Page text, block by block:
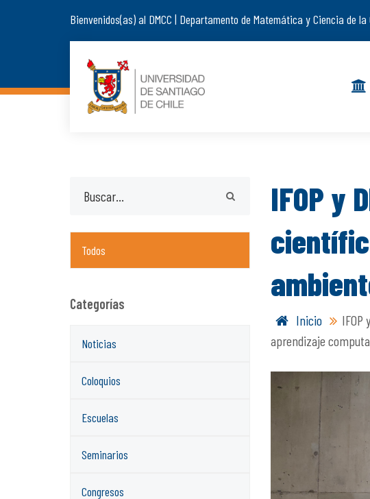
Bienvenidos(as) al DMCC | Departamento de Matemática y Ciencia de la
Todos
Categorías
Noticias
Coloquios
Escuelas
Seminarios
Congresos
IFOP y
Inicio
IFOP
aprendizaje